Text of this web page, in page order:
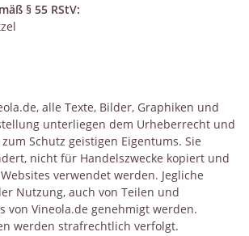
§ 55 RStV:
alle Texte, Bilder, Graphiken und
unterliegen dem Urheberrecht und
Schutz geistigen Eigentums. Sie
nicht für Handelszwecke kopiert und
verwendet werden. Jegliche
Nutzung, auch von Teilen und
von Vineola.de genehmigt werden.
werden strafrechtlich verfolgt.